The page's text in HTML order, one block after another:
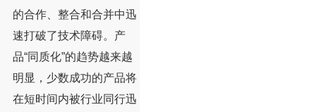
的合作、整合和合并中迅
速打破了技术障碍。产
品“同质化”的趋势越来越
明显，少数成功的产品将
在短时间内被行业同行迅